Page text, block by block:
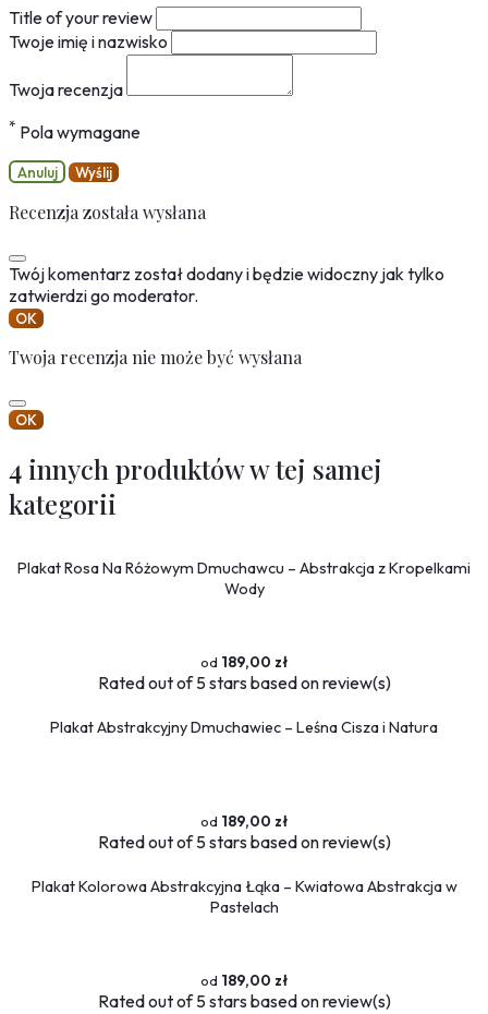
Title of your review
Twoje imię i nazwisko
Twoja recenzja
* Pola wymagane
Anuluj Wyślij
Recenzja została wysłana
Twój komentarz został dodany i będzie widoczny jak tylko
zatwierdzi go moderator.
OK
Twoja recenzja nie może być wysłana
OK
4 innych produktów w tej samej
kategorii
Plakat Rosa Na Różowym Dmuchawcu – Abstrakcja z Kropelkami
Wody
189,00 zł
Ratedout of 5 stars based onreview(s)
Plakat Abstrakcyjny Dmuchawiec – Leśna Cisza i Natura
189,00 zł
Ratedout of 5 stars based onreview(s)
Plakat Kolorowa Abstrakcyjna Łąka – Kwiatowa Abstrakcja w
Pastelach
189,00 zł
Ratedout of 5 stars based onreview(s)